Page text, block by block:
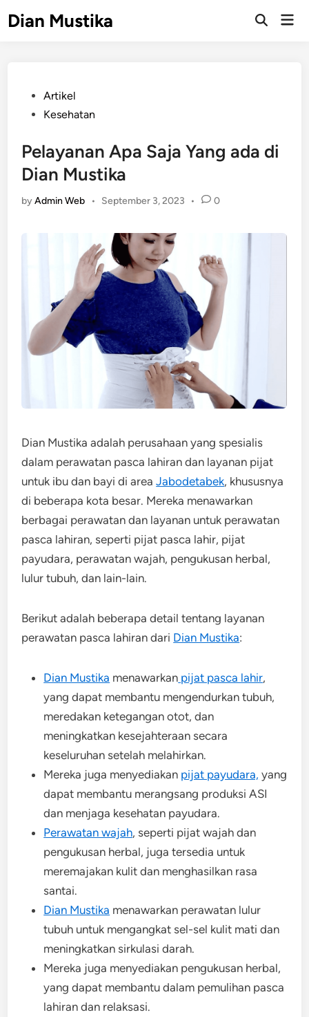
toDian Mustika
Open
PostedArtikel
Kesehatan
Pelayanan Apa Saja Yang ada di
Dian Mustika
byAdmin Web • September 3, 2023 • 0
Dian Mustika adalah perusahaan yang spesialis
dalam perawatan pasca lahiran dan layanan pijat
untuk ibu dan bayi di areaJabodetabek, khususnya
di beberapa kota besar. Mereka menawarkan
berbagai perawatan dan layanan untuk perawatan
pasca lahiran, seperti pijat pasca lahir, pijat
payudara, perawatan wajah, pengukusan herbal,
lulur tubuh, dan lain-lain.
Berikut adalah beberapa detail tentang layanan
perawatan pasca lahiran dari Dian Mustika:
Dian Mustika menawarkan pijat pasca lahir,
yang dapat membantu mengendurkan tubuh,
meredakan ketegangan otot, dan
meningkatkan kesejahteraan secara
keseluruhan setelah melahirkan.
Mereka juga menyediakan pijat payudara, yang
dapat membantu merangsang produksi ASI
dan menjaga kesehatan payudara.
Perawatan wajah, seperti pijat wajah dan
pengukusan herbal, juga tersedia untuk
meremajakan kulit dan menghasilkan rasa
santai.
Dian Mustika menawarkan perawatan lulur
tubuh untuk mengangkat sel-sel kulit mati dan
meningkatkan sirkulasi darah.
Mereka juga menyediakan pengukusan herbal,
yang dapat membantu dalam pemulihan pasca
lahiran dan relaksasi.